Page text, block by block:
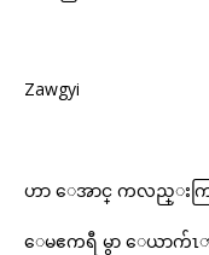
Zawgyi
ဟာ ေအာင္ ကလည္းကြ
ေမဧကရီ မွာ ေယာက်ၤ